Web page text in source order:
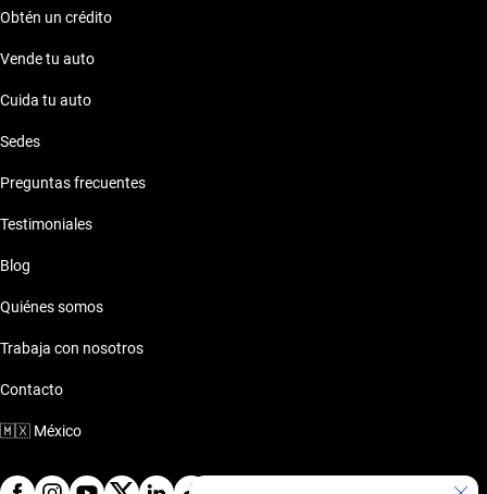
Obtén un crédito
Vende tu auto
Cuida tu auto
Sedes
Preguntas frecuentes
Testimoniales
Blog
Quiénes somos
Trabaja con nosotros
Contacto
🇲🇽 México